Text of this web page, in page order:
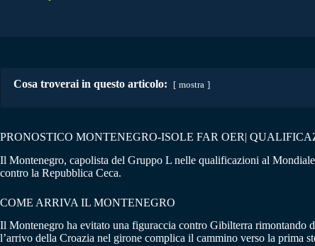
Cosa troverai in questo articolo: mostra
PRONOSTICO MONTENEGRO-ISOLE FAR OER|
Il Montenegro, capolista del Gruppo L nelle qualificazioni al
contro la Repubblica Ceca.
COME ARRIVA IL MONTENEGRO
Il Montenegro ha evitato una figuraccia contro Gibilterra rimontando
l’arrivo della Croazia nel girone complica il cammino verso la prima